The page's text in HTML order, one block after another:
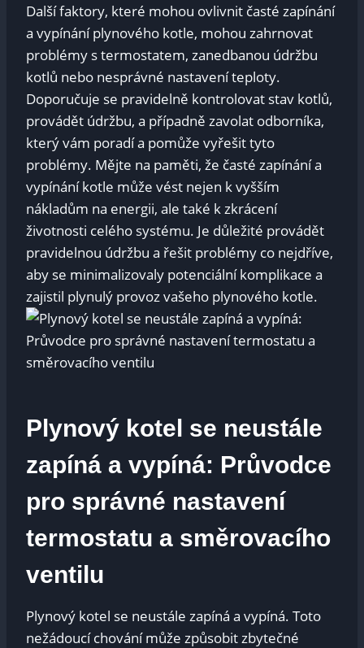
Další faktory, které mohou ovlivnit časté zapínání
a vypínání plynového kotle, mohou zahrnovat
problémy s termostatem, zanedbanou údržbu
kotlů nebo nesprávné nastavení teploty.
Doporučuje se pravidelně kontrolovat stav kotlů,
provádět údržbu, a případně zavolat odborníka,
který vám poradí a pomůže vyřešit tyto
problémy. Mějte na paměti, že časté zapínání a
vypínání kotle může vést nejen k vyšším
nákladům na energii, ale také k zkrácení
životnosti celého systému. Je důležité provádět
pravidelnou údržbu a řešit problémy co nejdříve,
aby se minimalizovaly potenciální komplikace a
zajistil plynulý provoz vašeho plynového kotle.
Plynový kotel se neustále
zapíná a vypíná: Průvodce
pro správné nastavení
termostatu a směrovacího
ventilu
Plynový kotel se neustále zapíná a vypíná. Toto
nežádoucí chování může způsobit zbytečné